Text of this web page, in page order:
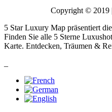
Copyright © 2019 |
5 Star Luxury Map präsentiert
Finden Sie alle 5 Sterne
Karte. Entdecken, Träumen &